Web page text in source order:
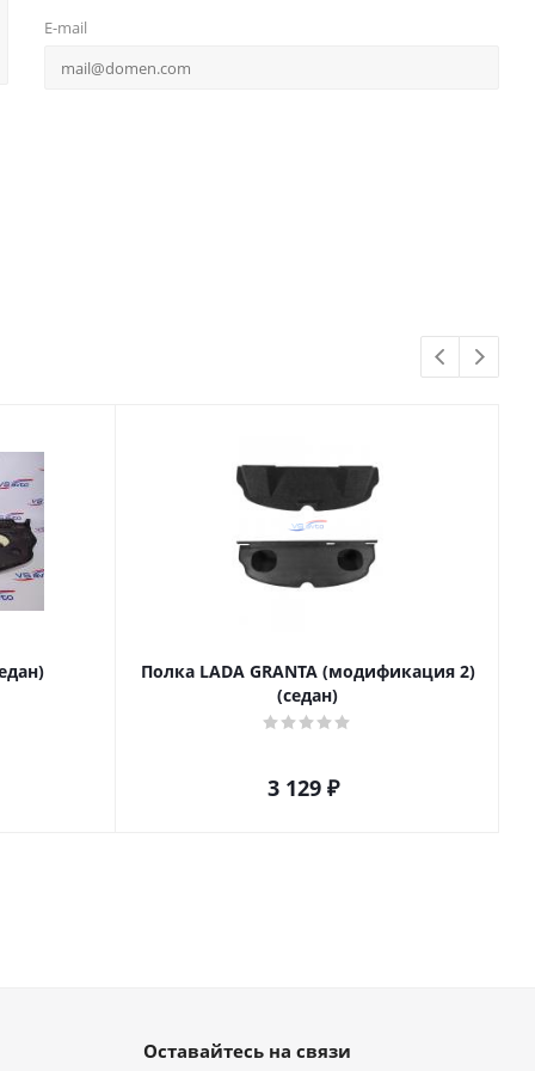
E-mail
Полка LADA GRANTA (модификация 2)
(седан)
3 129 ₽
Оставайтесь на связи